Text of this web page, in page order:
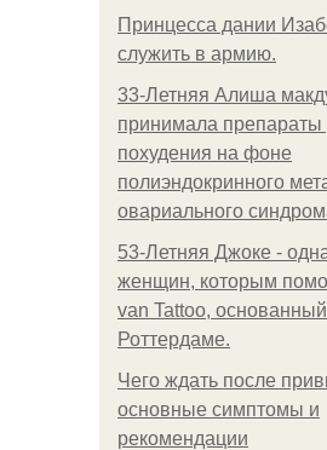
Принцесса дании
служить в армию.
33-Летняя Алиша
принимала препараты
похудения на фоне
полиэндокринного
овариального
53-Летняя Джоке -
женщин, которым
van Tattoo,
Роттердаме.
Чего ждать после
основные симптомы и
рекомендации